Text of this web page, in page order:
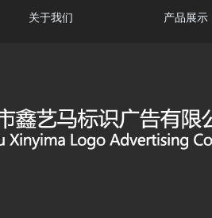
关于我们 产品展示